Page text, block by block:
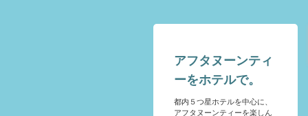
アフタヌーンティ
ーをホテルで。
都内５つ星ホテルを中心に、
アフタヌーンティーを楽しん